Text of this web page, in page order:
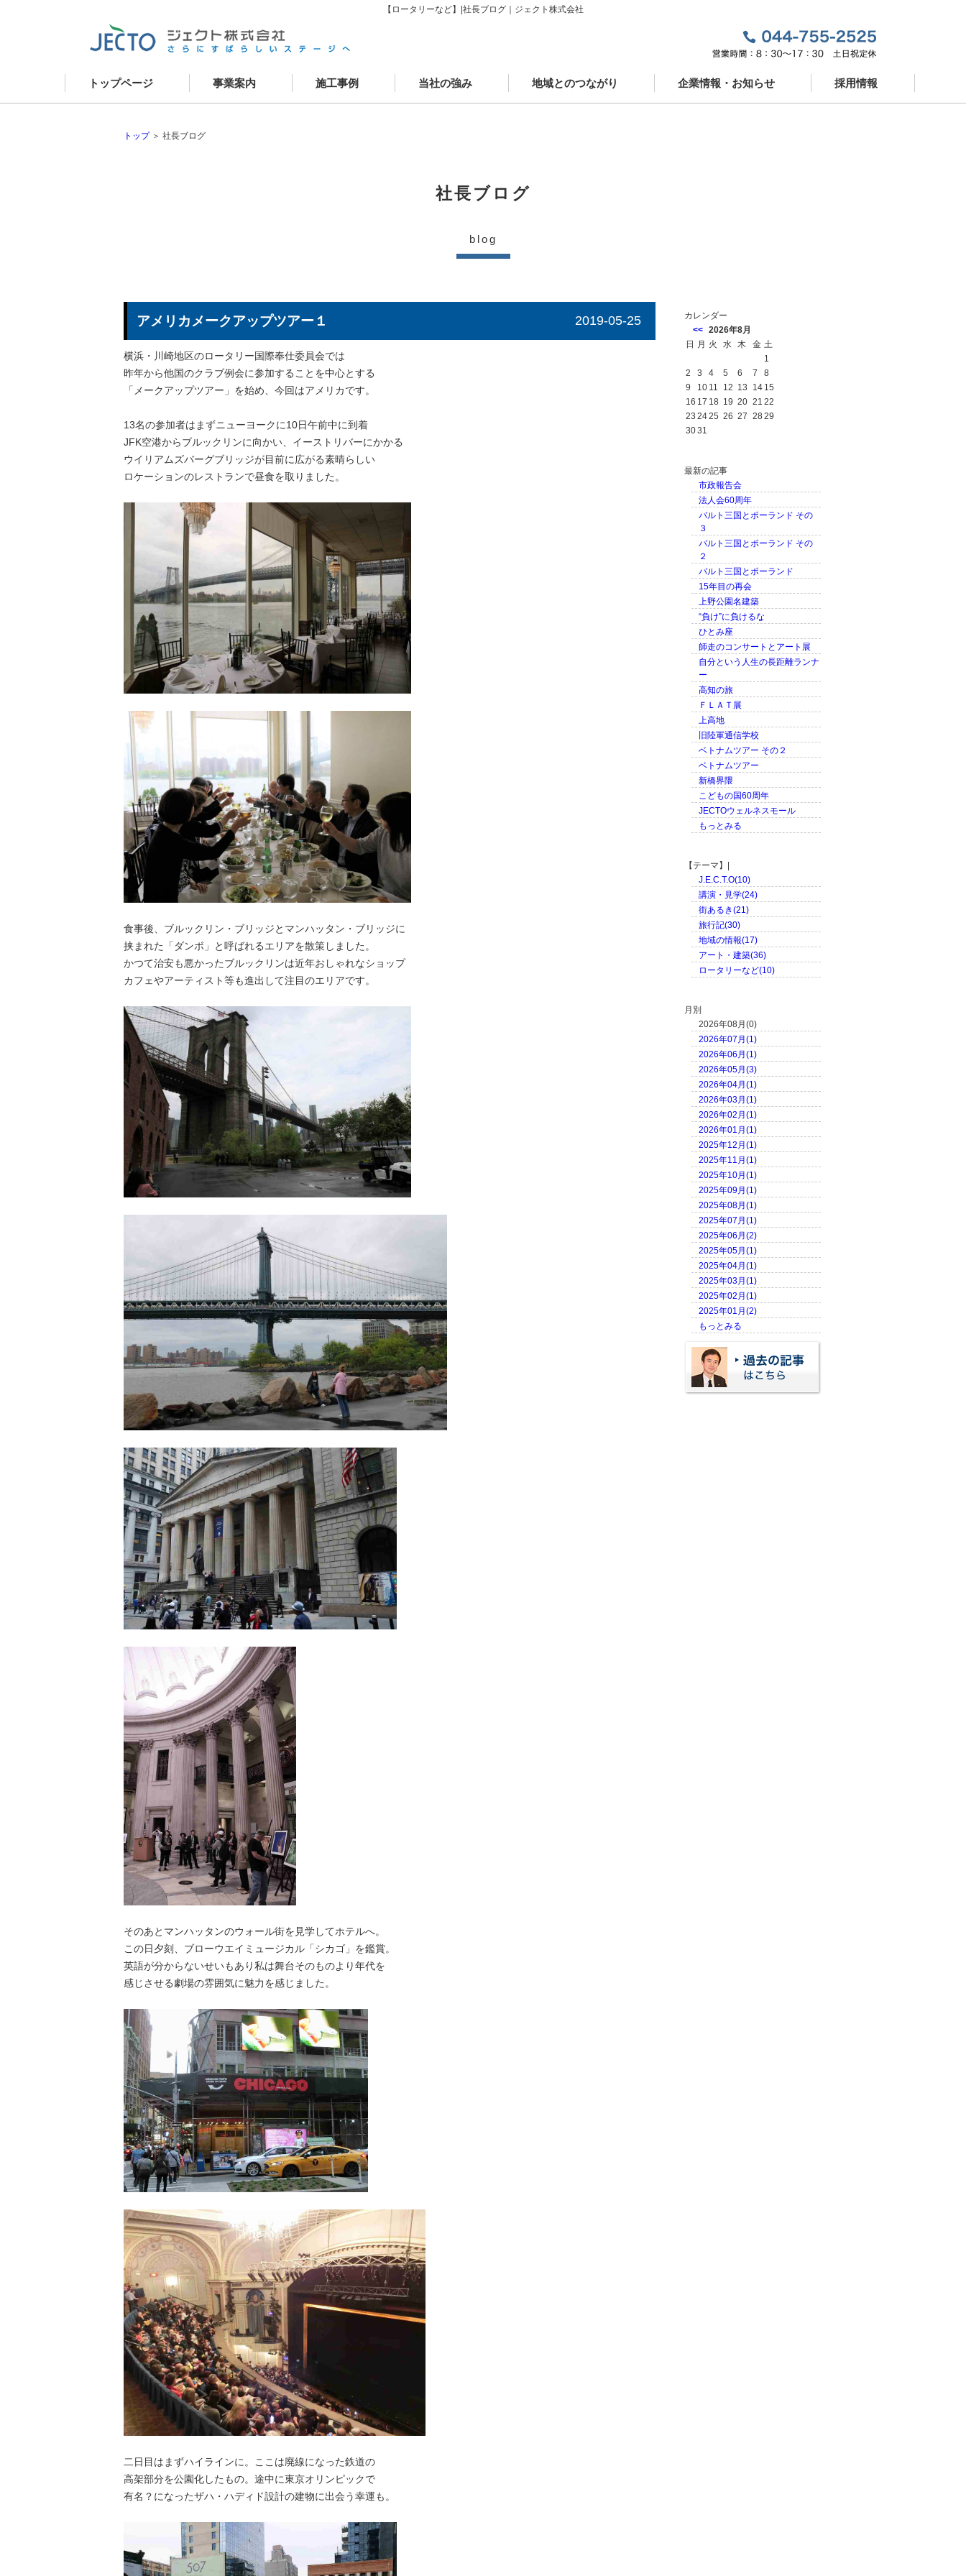
【ロータリーなど】|社長ブログ｜ジェクト株式会社
トップページ 事業案内
資産コンサルティング
建築事業
施工事例
新築施工事例
リニューアル施工事例
当社の強み 地域とのつながり 企業情報・お知らせ
企業情報
採用情報
トップ＞ 社長ブログ
社長ブログ
blog
アメリカメークアップツアー１ 2019-05-25
横浜・川崎地区のロータリー国際奉仕委員会では
昨年から他国のクラブ例会に参加することを中心とする
「メークアップツアー」を始め、今回はアメリカです。
13名の参加者はまずニューヨークに10日午前中に到着
JFK空港からブルックリンに向かい、イーストリバーにかかる
ウイリアムズバーグブリッジが目前に広がる素晴らしい
ロケーションのレストランで昼食を取りました。
食事後、ブルックリン・ブリッジとマンハッタン・ブリッジに
挟まれた「ダンボ」と呼ばれるエリアを散策しました。
かつて治安も悪かったブルックリンは近年おしゃれなショップ
カフェやアーティスト等も進出して注目のエリアです。
そのあとマンハッタンのウォール街を見学してホテルへ。
この日夕刻、ブローウエイミュージカル「シカゴ」を鑑賞。
英語が分からないせいもあり私は舞台そのものより年代を
感じさせる劇場の雰囲気に魅力を感じました。
二日目はまずハイラインに。ここは廃線になった鉄道の
高架部分を公園化したもの。途中に東京オリンピックで
有名？になったザハ・ハディド設計の建物に出会う幸運も。
カレンダー
<<
2026年8月
日
月 火 水 木 金 土
1
2
3 4 5 6 7
8
9
10 11 12 13 14 15
16 17 18 19 20 21 22
23 2425 26 27 2829
3031
最新の記事
市政報告会
法人会60周年
バルト三国とポーランド その
３
バルト三国とポーランド その
２
バルト三国とポーランド
15年目の再会
上野公園名建築
“負け”に負けるな
ひとみ座
師走のコンサートとアート展
自分という人生の長距離ランナ
ー
高知の旅
ＦＬＡＴ展
上高地
旧陸軍通信学校
ベトナムツアー その２
ベトナムツアー
新橋界隈
こどもの国60周年
JECTOウェルネスモール
もっとみる
【テーマ】|
J.E.C.T.O(10)
講演・見学(24)
街あるき(21)
旅行記(30)
地域の情報(17)
アート・建築(36)
ロータリーなど(10)
月別
2026年08月(0)
2026年07月(1)
2026年06月(1)
2026年05月(3)
2026年04月(1)
2026年03月(1)
2026年02月(1)
2026年01月(1)
2025年12月(1)
2025年11月(1)
2025年10月(1)
2025年09月(1)
2025年08月(1)
2025年07月(1)
2025年06月(2)
2025年05月(1)
2025年04月(1)
2025年03月(1)
2025年02月(1)
2025年01月(2)
もっとみる